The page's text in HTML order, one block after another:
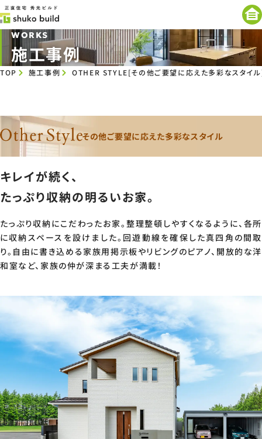
WORKS
施工事例
TOP 施工事例 OTHER STYLE[その他ご要望に応えた多彩なスタイ
その他ご要望に応えた多彩なスタイル
キレイが続く、
たっぷり収納の明るいお家。
たっぷり収納にこだわったお家。整理整頓しやすくなるように、各所
に収納スペースを設けました。回遊動線を確保した真四角の間取
り。自由に書き込める家族用掲示板やリビングのピアノ、開放的な洋
和室など、家族の仲が深まる工夫が満載！